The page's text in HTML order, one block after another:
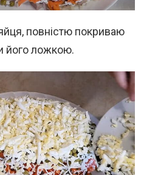
повністю покриваю
його ложкою.